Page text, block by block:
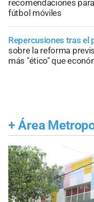
recomendaciones
fútbol móviles
Repercusiones tras el
sobre la reforma
más "ético" que
+ Área